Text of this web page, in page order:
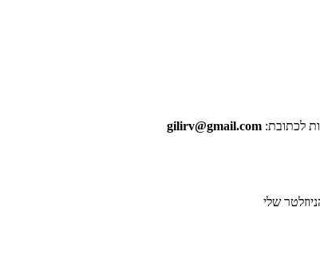
לכתובת: gilirv@gmail.com
שלי